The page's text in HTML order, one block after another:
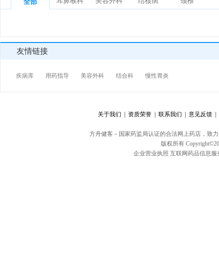
全部
友情链接
疾病库 用药指导 美容外科 结合科 慢性胃炎
关于我们 | 资质荣誉 | 联系我们 | 意见反馈 |
方舟健客－国家药监局认证的合法网上药店，致
版权所有
企业营业执照 互联网药品信息服